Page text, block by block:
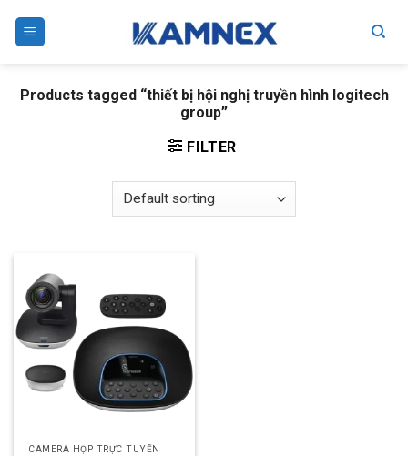
Products tagged “thiết bị hội nghị truyền hình logitech
group”
FILTER
CAMERA HỌP TRỰC TUYẾN